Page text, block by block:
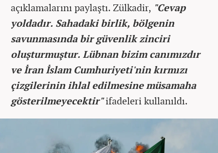
açıklamalarını paylaştı. Zülkadir, "Cevap
yoldadır. Sahadaki birlik, bölgenin
savunmasında bir güvenlik zinciri
oluşturmuştur. Lübnan bizim canımızdır
ve İran İslam Cumhuriyeti'nin kırmızı
çizgilerinin ihlal edilmesine müsamaha
gösterilmeyecektir"ifadeleri kullanıldı.